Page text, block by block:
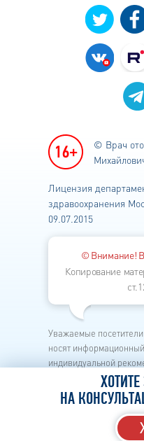
© Врач
Лицензия
здравоохранения
09.07.2015
© Внимание!
Копирование
Уважаемые
носят
индивидуальной
Каждый метод
противопоказания.
Перед началом
консультация лор-
НА